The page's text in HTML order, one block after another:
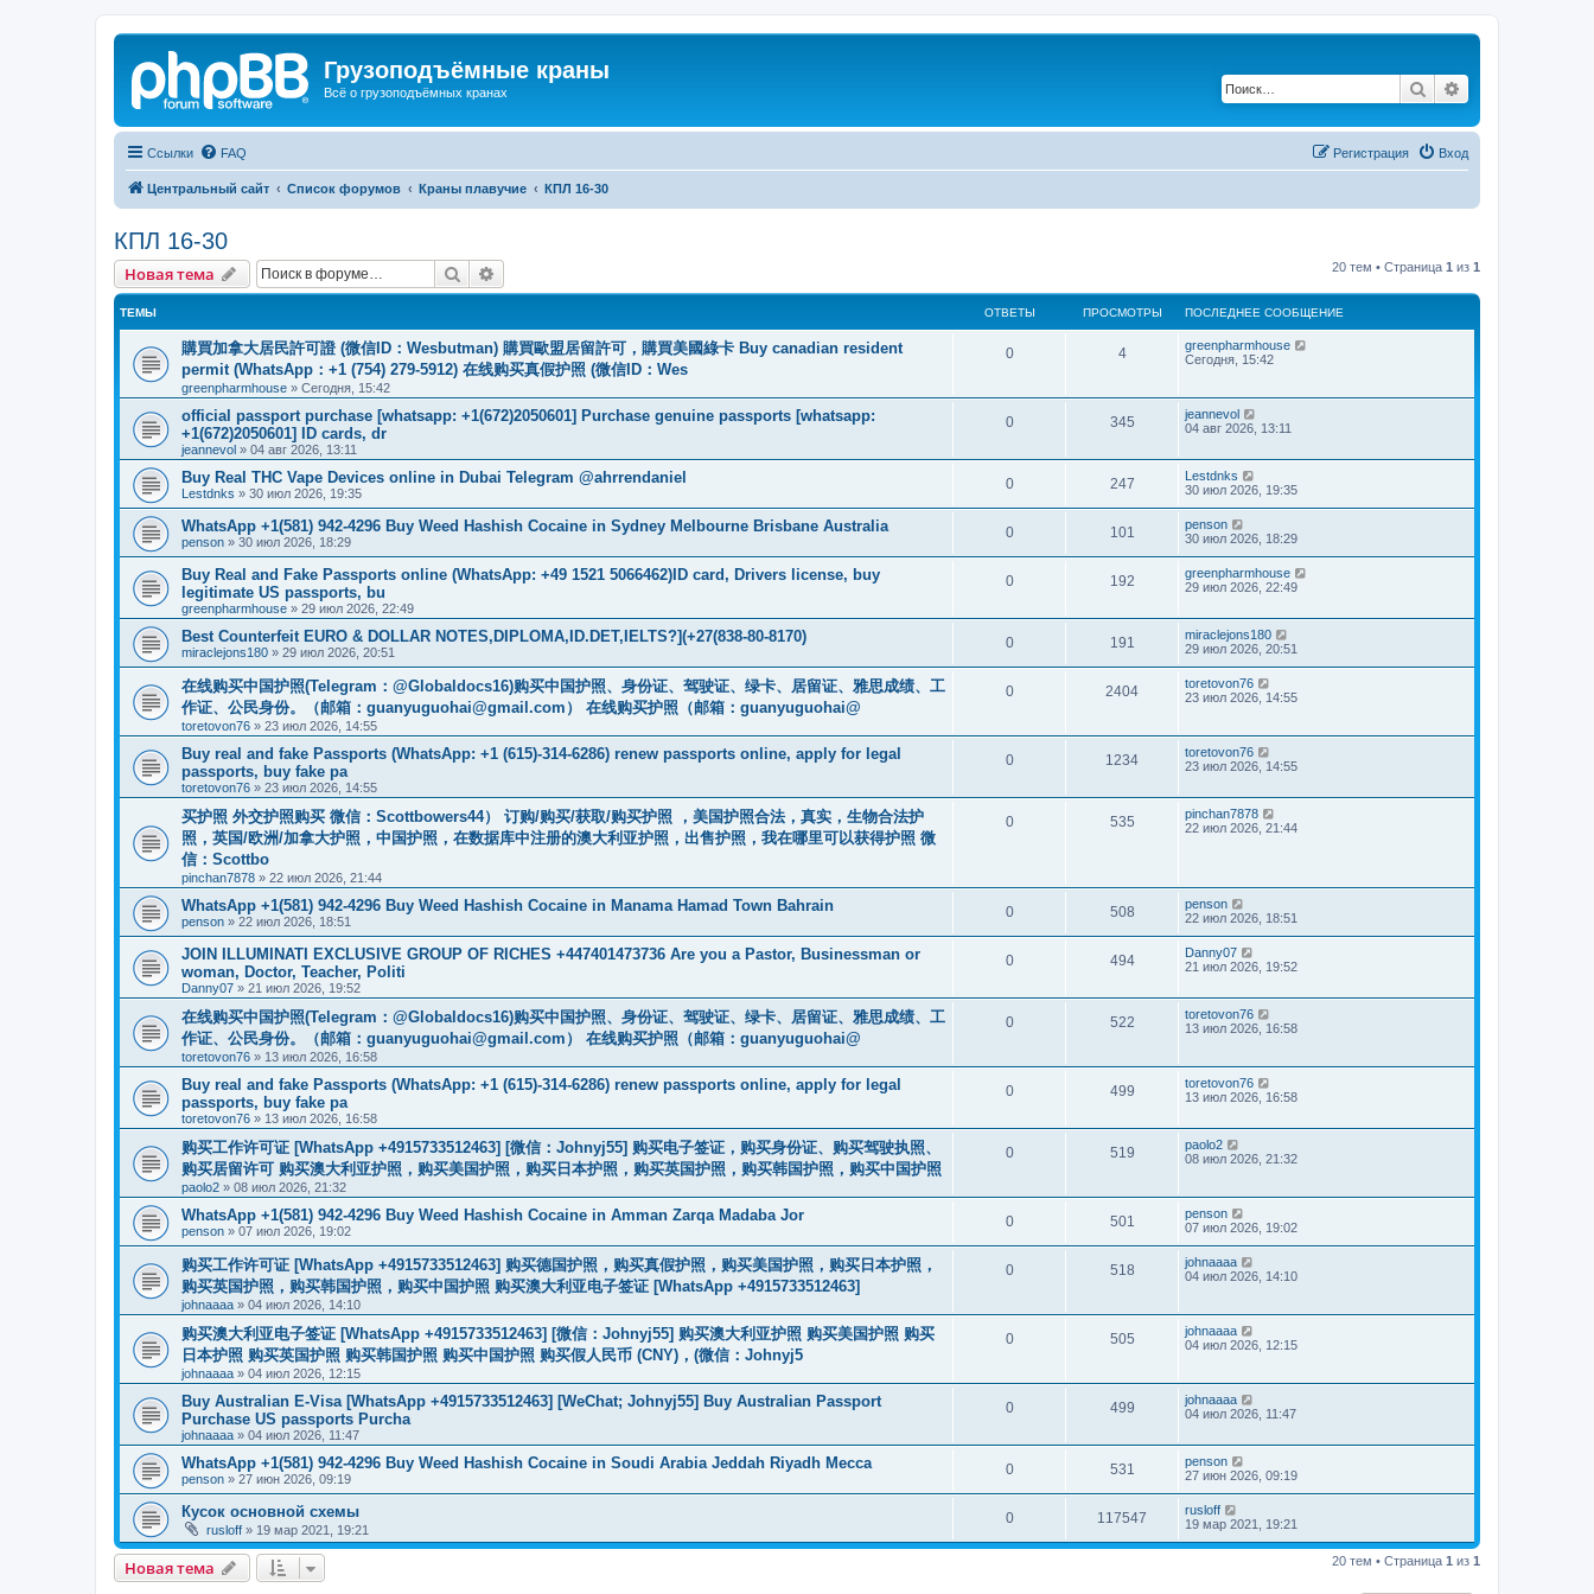
Грузоподъёмные краны
Всё о грузоподъёмных кранах Поиск
Ссылки FAQ Вход
Регистрация
Центральный сайт Список форумов Краны плавучие КПЛ 16-30
КПЛ 16-30
Новая тема Поиск 20 тем • Страница 1 из 1
ТЕМЫ ОТВЕТЫ ПРОСМОТРЫ ПОСЛЕДНЕЕ СООБЩЕНИЕ
購買加拿大居民許可證 (微信ID：Wesbutman) 購買歐盟居留許可，購買美國綠卡 Buy canadian resident
permit (WhatsApp：+1 (754) 279-5912) 在线购买真假护照 (微信ID：Wes
greenpharmhouse » Сегодня, 15:42
0 4
greenpharmhouse
Сегодня, 15:42
official passport purchase [whatsapp: +1(672)2050601] Purchase genuine passports [whatsapp:
+1(672)2050601] ID cards, dr
jeannevol » 04 авг 2026, 13:11
0 345
jeannevol
04 авг 2026, 13:11
Buy Real THC Vape Devices online in Dubai Telegram @ahrrendaniel
Lestdnks » 30 июл 2026, 19:35
0 247
Lestdnks
30 июл 2026, 19:35
WhatsApp +1(581) 942-4296 Buy Weed Hashish Cocaine in Sydney Melbourne Brisbane Australia
penson » 30 июл 2026, 18:29
0 101
penson
30 июл 2026, 18:29
Buy Real and Fake Passports online (WhatsApp: +49 1521 5066462)ID card, Drivers license, buy
legitimate US passports, bu
greenpharmhouse » 29 июл 2026, 22:49
0 192
greenpharmhouse
29 июл 2026, 22:49
Best Counterfeit EURO & DOLLAR NOTES,DIPLOMA,ID.DET,IELTS?](+27(838-80-8170)
miraclejons180 » 29 июл 2026, 20:51
0 191
miraclejons180
29 июл 2026, 20:51
在线购买中国护照(Telegram：@Globaldocs16)购买中国护照、身份证、驾驶证、绿卡、居留证、雅思成绩、工
作证、公民身份。（邮箱： guanyuguohai@gmail.com ） 在线购买护照（邮箱：guanyuguohai@
toretovon76 » 23 июл 2026, 14:55
0 2404
toretovon76
23 июл 2026, 14:55
Buy real and fake Passports (WhatsApp: +1 (615)-314-6286) renew passports online, apply for legal
passports, buy fake pa
toretovon76 » 23 июл 2026, 14:55
0 1234
toretovon76
23 июл 2026, 14:55
买护照 外交护照购买 微信：Scottbowers44） 订购/购买/获取/购买护照 ，美国护照合法，真实，生物合法护
照，英国/欧洲/加拿大护照，中国护照，在数据库中注册的澳大利亚护照，出售护照，我在哪里可以获得护照 微
信：Scottbo
pinchan7878 » 22 июл 2026, 21:44
0 535
pinchan7878
22 июл 2026, 21:44
WhatsApp +1(581) 942-4296 Buy Weed Hashish Cocaine in Manama Hamad Town Bahrain
penson » 22 июл 2026, 18:51
0 508
penson
22 июл 2026, 18:51
JOIN ILLUMINATI EXCLUSIVE GROUP OF RICHES +447401473736 Are you a Pastor, Businessman or
woman, Doctor, Teacher, Politi
Danny07 » 21 июл 2026, 19:52
0 494
Danny07
21 июл 2026, 19:52
在线购买中国护照(Telegram：@Globaldocs16)购买中国护照、身份证、驾驶证、绿卡、居留证、雅思成绩、工
作证、公民身份。（邮箱： guanyuguohai@gmail.com ） 在线购买护照（邮箱：guanyuguohai@
toretovon76 » 13 июл 2026, 16:58
0 522
toretovon76
13 июл 2026, 16:58
Buy real and fake Passports (WhatsApp: +1 (615)-314-6286) renew passports online, apply for legal
passports, buy fake pa
toretovon76 » 13 июл 2026, 16:58
0 499
toretovon76
13 июл 2026, 16:58
购买工作许可证 [WhatsApp +4915733512463] [微信：Johnyj55] 购买电子签证，购买身份证、购买驾驶执照、
购买居留许可 购买澳大利亚护照，购买美国护照，购买日本护照，购买英国护照，购买韩国护照，购买中国护照
paolo2 » 08 июл 2026, 21:32
0 519
paolo2
08 июл 2026, 21:32
WhatsApp +1(581) 942-4296 Buy Weed Hashish Cocaine in Amman Zarqa Madaba Jor
penson » 07 июл 2026, 19:02
0 501
penson
07 июл 2026, 19:02
购买工作许可证 [WhatsApp +4915733512463] 购买德国护照，购买真假护照，购买美国护照，购买日本护照，
购买英国护照，购买韩国护照，购买中国护照 购买澳大利亚电子签证 [WhatsApp +4915733512463]
johnaaaa » 04 июл 2026, 14:10
0 518
johnaaaa
04 июл 2026, 14:10
购买澳大利亚电子签证 [WhatsApp +4915733512463] [微信：Johnyj55] 购买澳大利亚护照 购买美国护照 购买
日本护照 购买英国护照 购买韩国护照 购买中国护照 购买假人民币 (CNY)，(微信：Johnyj5
johnaaaa » 04 июл 2026, 12:15
0 505
johnaaaa
04 июл 2026, 12:15
Buy Australian E-Visa [WhatsApp +4915733512463] [WeChat; Johnyj55] Buy Australian Passport
Purchase US passports Purcha
johnaaaa » 04 июл 2026, 11:47
0 499
johnaaaa
04 июл 2026, 11:47
WhatsApp +1(581) 942-4296 Buy Weed Hashish Cocaine in Soudi Arabia Jeddah Riyadh Mecca
penson » 27 июн 2026, 09:19
0 531
penson
27 июн 2026, 09:19
Кусок основной схемы
rusloff » 19 мар 2021, 19:21
0 117547
rusloff
19 мар 2021, 19:21
Новая тема 20 тем • Страница 1 из 1